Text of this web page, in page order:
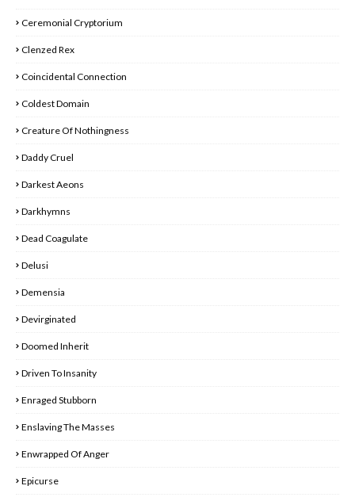
Ceremonial Cryptorium
Clenzed Rex
Coincidental Connection
Coldest Domain
Creature Of Nothingness
Daddy Cruel
Darkest Aeons
Darkhymns
Dead Coagulate
Delusi
Demensia
Devirginated
Doomed Inherit
Driven To Insanity
Enraged Stubborn
Enslaving The Masses
Enwrapped Of Anger
Epicurse